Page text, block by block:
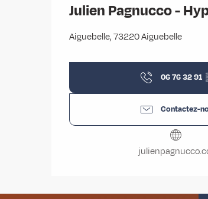
Julien Pagnucco -
Aiguebelle, 73220 Aiguebelle
06 76 32 91
Contactez-